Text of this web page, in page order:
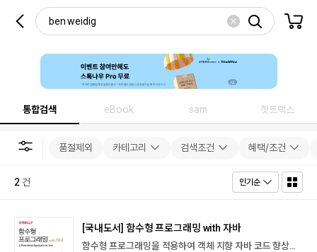
통합검색 eBook sam 핫트랙스
품절제외 카테고리 검색조건 혜택/조건
2 건 인기순
[국내도서] 함수형 프로그래밍 with 자바
함수형 프로그래밍을 적용하여 객체 지향 자바 코드 향상시키기